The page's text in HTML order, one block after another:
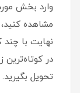
وارد بخش
مشاهده
نهایت با
در کوتاه‌ترین
تحویل بگیرید.